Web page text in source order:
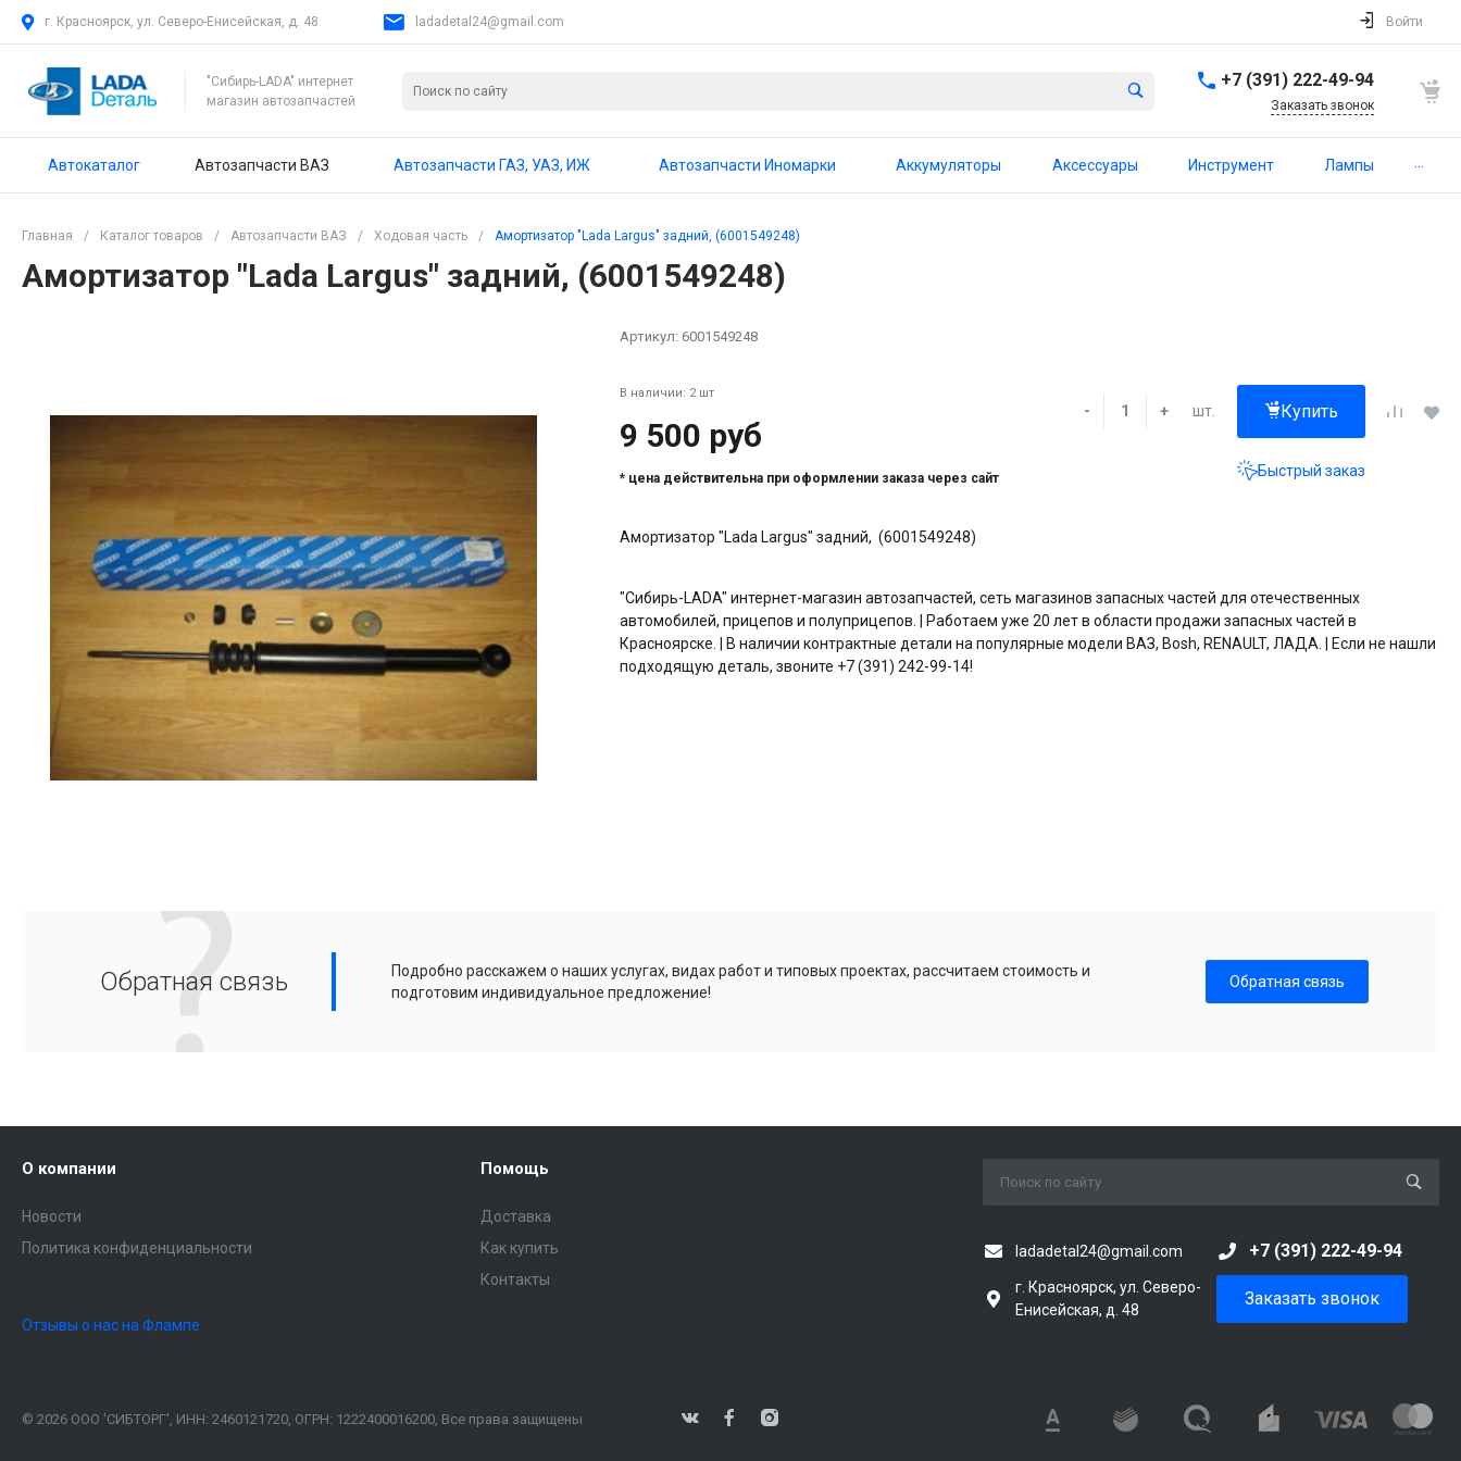
г. Красноярск, ул. Северо-Енисейская, д. 48 ladadetal24@gmail.com Войти
"Сибирь-LADA" интернет
магазин автозапчастей
+7 (391) 222-49-94
Заказать звонок
Автокаталог Автозапчасти ВАЗ Автозапчасти ГАЗ, УАЗ, ИЖ Автозапчасти Иномарки Аккумуляторы Аксессуары Инструмент Лампы ...
Главная / Каталог товаров / Автозапчасти ВАЗ / Ходовая часть / Амортизатор "Lada Largus" задний, (6001549248)
Амортизатор "Lada Largus" задний, (6001549248)
Артикул: 6001549248
В наличии: 2 шт
9 500 руб
* цена действительна при оформлении заказа через сайт
- + шт. Купить
Быстрый заказ
Амортизатор "Lada Largus" задний, (6001549248)
"Сибирь-LADA" интернет-магазин автозапчастей, сеть магазинов запасных частей для отечественных
автомобилей, прицепов и полуприцепов. | Работаем уже 20 лет в области продажи запасных частей в
Красноярске. | В наличии контрактные детали на популярные модели ВАЗ, Bosh, RENAULT, ЛАДА. | Если не нашли
подходящую деталь, звоните +7 (391) 242-99-14!
Обратная связь
Подробно расскажем о наших услугах, видах работ и типовых проектах, рассчитаем стоимость и
подготовим индивидуальное предложение!
Обратная связь
О компании
Новости
Политика конфиденциальности
Помощь
Доставка
Как купить
Контакты
Отзывы о нас на Флампе
ladadetal24@gmail.com +7 (391) 222-49-94
г. Красноярск, ул. Северо-
Енисейская, д. 48
Заказать звонок
© 2026 ООО 'СИБТОРГ', ИНН: 2460121720, ОГРН: 1222400016200, Все права защищены